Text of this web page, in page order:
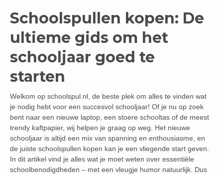
Schoolspullen kopen: De
ultieme gids om het
schooljaar goed te
starten
Welkom op schoolspul.nl, de beste plek om alles te vinden wat
je nodig hebt voor een succesvol schooljaar! Of je nu op zoek
bent naar een nieuwe laptop, een stoere schooltas of de meest
trendy kaftpapier, wij helpen je graag op weg. Het nieuwe
schooljaar is altijd een mix van spanning en enthousiasme, en
de juiste schoolspullen kopen kan je een vliegende start geven.
In dit artikel vind je alles wat je moet weten over essentiële
schoolbenodigdheden – met een vleugje humor natuurlijk. Dus